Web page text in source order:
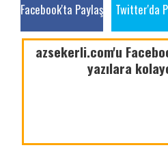
Facebook'ta Paylaş Twitter'da
azsekerli.com'u
yazılara